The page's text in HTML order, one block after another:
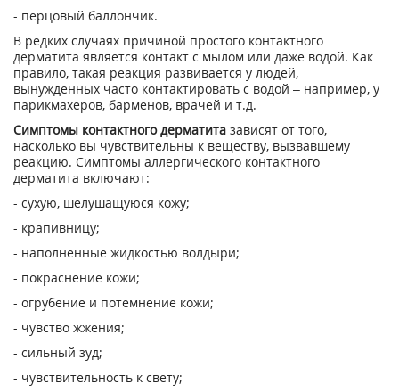
- перцовый баллончик.
В редких случаях причиной простого контактного
дерматита является контакт с мылом или даже водой. Как
правило, такая реакция развивается у людей,
вынужденных часто контактировать с водой – например, у
парикмахеров, барменов, врачей и т.д.
Симптомы контактного дерматита зависят от того,
насколько вы чувствительны к веществу, вызвавшему
реакцию. Симптомы аллергического контактного
дерматита включают:
- сухую, шелушащуюся кожу;
- крапивницу;
- наполненные жидкостью волдыри;
- покраснение кожи;
- огрубение и потемнение кожи;
- чувство жжения;
- сильный зуд;
- чувствительность к свету;